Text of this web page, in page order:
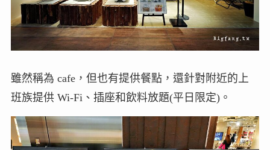
雖然稱為 cafe，但也有提供餐點，還針對附近的上
班族提供 Wi-Fi、插座和飲料放題(平日限定)。